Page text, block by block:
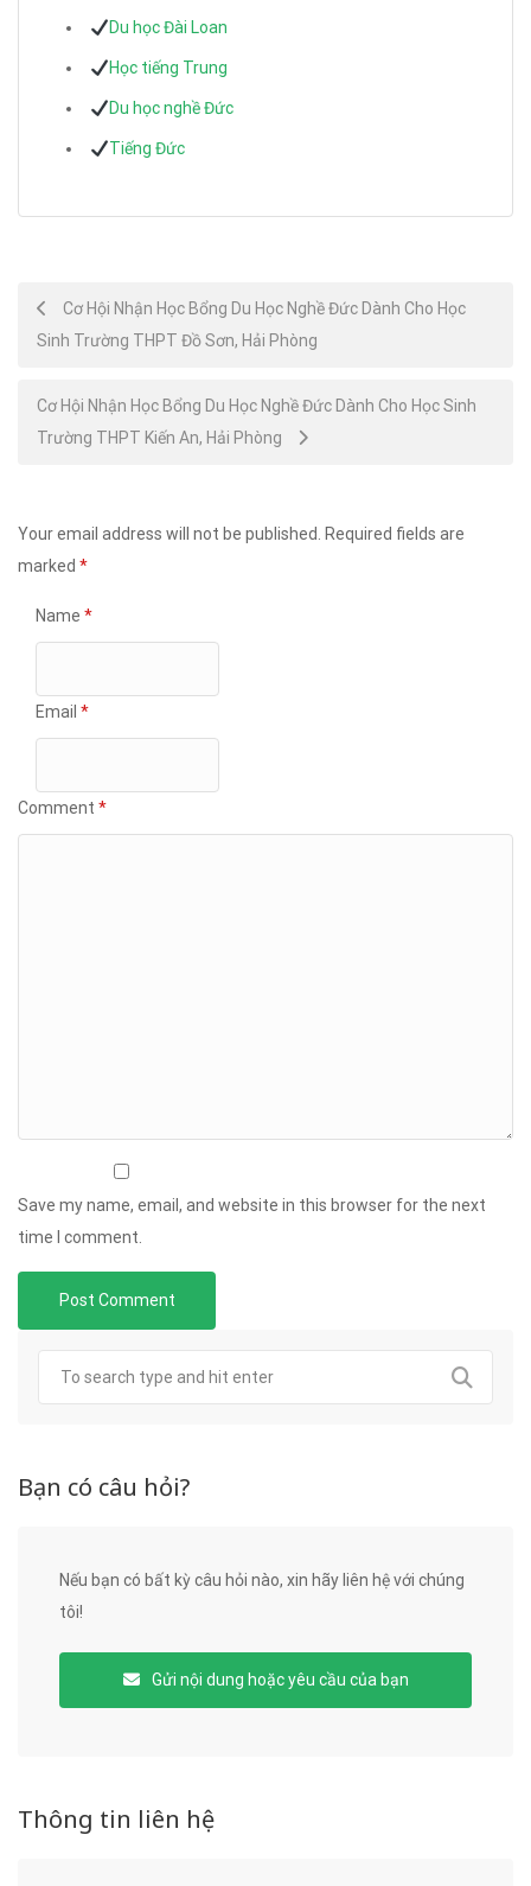
Du học Đài Loan
Học tiếng Trung
Du học nghề Đức
Tiếng Đức
Post
navigation
Cơ Hội Nhận Học Bổng Du Học Nghề Đức Dành Cho Học
Sinh Trường THPT Đồ Sơn, Hải Phòng
Cơ Hội Nhận Học Bổng Du Học Nghề Đức Dành Cho Học Sinh
Trường THPT Kiến An, Hải Phòng
Your email address will not be published. Required fields are
marked *
Name *
Email *
Comment *
Save my name, email, and website in this browser for the next
time I comment.
Bạn có câu hỏi?
Nếu bạn có bất kỳ câu hỏi nào, xin hãy liên hệ với chúng
tôi!
Gửi nội dung hoặc yêu cầu của bạn
Thông tin liên hệ